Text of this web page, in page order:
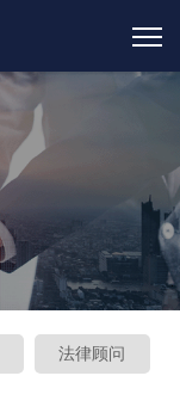
法律顾问